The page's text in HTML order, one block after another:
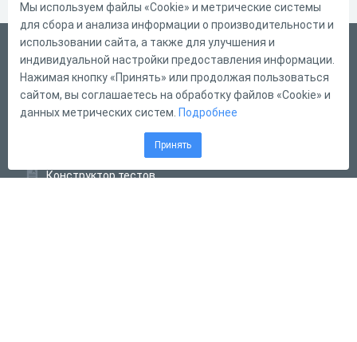
Русский
Справка
Форма обратной связи
Конструктор тестов
Мы используем файлы «Cookie» и метрические системы
для сбора и анализа информации о производительности и
использовании сайта, а также для улучшения и
индивидуальной настройки предоставления информации.
Нажимая кнопку «Принять» или продолжая пользоваться
сайтом, вы соглашаетесь на обработку файлов «Cookie» и
данных метрических систем. Подробнее
Принять